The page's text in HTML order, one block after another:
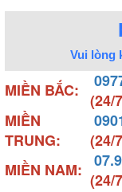
Vui lòng
MIỀN BẮC: (24/
MIỀN
TRUNG:
(24/
MIỀN NAM: (24/